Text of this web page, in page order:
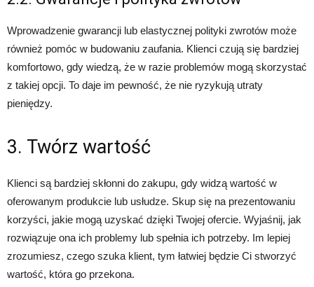
Wprowadzenie gwarancji lub elastycznej polityki zwrotów może
również pomóc w budowaniu zaufania. Klienci czują się bardziej
komfortowo, gdy wiedzą, że w razie problemów mogą skorzystać
z takiej opcji. To daje im pewność, że nie ryzykują utraty
pieniędzy.
3. Twórz wartość
Klienci są bardziej skłonni do zakupu, gdy widzą wartość w
oferowanym produkcie lub usłudze. Skup się na prezentowaniu
korzyści, jakie mogą uzyskać dzięki Twojej ofercie. Wyjaśnij, jak
rozwiązuje ona ich problemy lub spełnia ich potrzeby. Im lepiej
zrozumiesz, czego szuka klient, tym łatwiej będzie Ci stworzyć
wartość, która go przekona.